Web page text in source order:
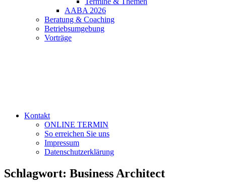
AABA 2026
Beratung & Coaching
Betriebsumgebung
Vorträge
Kontakt
ONLINE TERMIN
So erreichen Sie uns
Impressum
Datenschutzerklärung
Schlagwort: Business Architect